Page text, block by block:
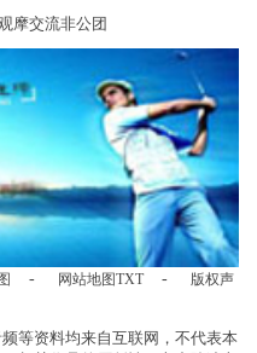
摩交流非公团
- 网站地图TXT -
版权声
等资料均来自互联网，不代表本